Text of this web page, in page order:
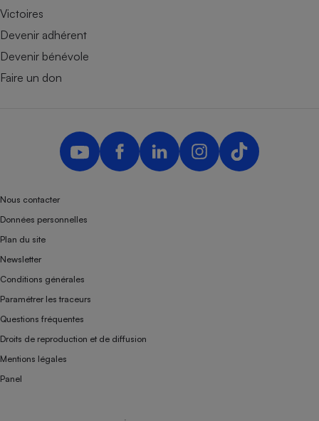
Victoires
Devenir adhérent
Devenir bénévole
Faire un don
Nous contacter
Données personnelles
Plan du site
Newsletter
Conditions générales
Paramétrer les traceurs
Questions fréquentes
Droits de reproduction et de diffusion
Mentions légales
Panel